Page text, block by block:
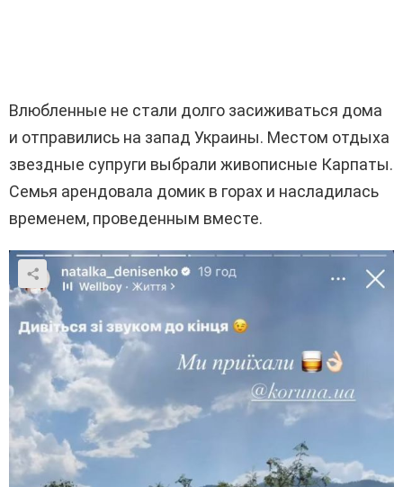
Влюбленные не стали долго засиживаться дома
и отправились на запад Украины. Местом отдыха
звездные супруги выбрали живописные Карпаты.
Семья арендовала домик в горах и насладилась
временем, проведенным вместе.